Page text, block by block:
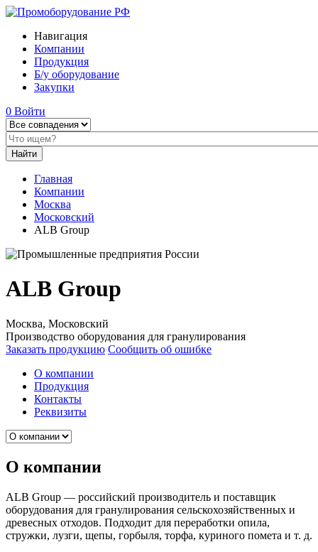
Навигация
Компании
Продукция
Б/у оборудование
Закупки
0 Войти
Главная
Компании
Москва
Московский
ALB Group
ALB Group
Москва, Московский
Производство оборудования для гранулирования
Заказать продукцию Сообщить об ошибке
О компании
Продукция
Контакты
Реквизиты
О компании
ALB Group — российский производитель и поставщик
оборудования для гранулирования сельскохозяйственных и
древесных отходов. Подходит для переработки опила,
стружки, лузги, щепы, горбыля, торфа, куриного помета и т. д.